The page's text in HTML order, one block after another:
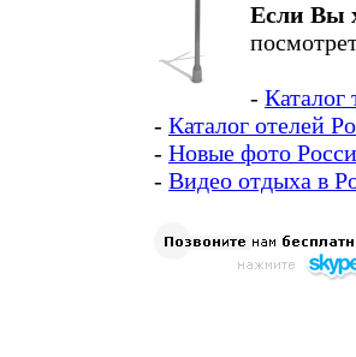
Если Вы
- Каталог
- Каталог отелей
- Новые фото
- Видео отдыха в